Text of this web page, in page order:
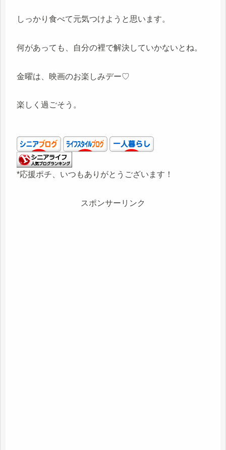
しっかり食べて元気つけようと思います。
何があっても、自分の裡で解決していかないとね。
金曜は、映画のお楽しみデー♡
楽しく過ごそう。
*応援ポチ、いつもありがとうございます！
スポンサーリンク